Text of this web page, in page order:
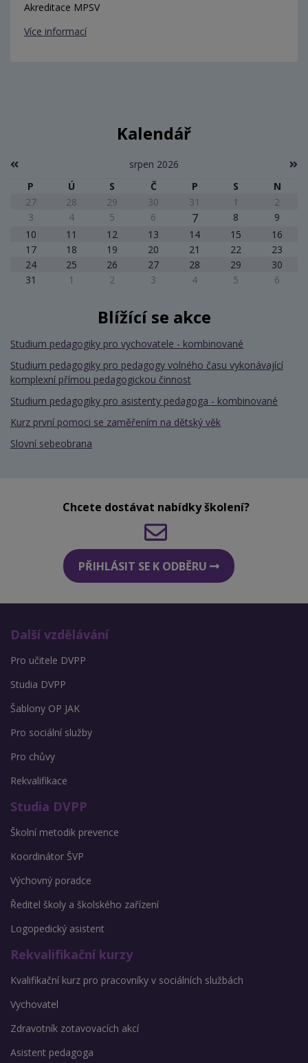
Akreditace MPSV
Více informací
Kalendář
srpen 2026
P
Ú S Č P S
N
27
28 29 30 31 1
2
3
4 5 6 7 8
9
10
11 12 13 14 15
16
17
18 19 20 21 22
23
24
25 26 27 28 29
30
31
1 2 3 4 5 6
Blížící se akce
Studium pedagogiky pro vychovatele - kombinované
Studium pedagogiky pro pedagogy volného času vykonávající
komplexní přímou pedagogickou činnost
Studium pedagogiky pro asistenty pedagoga - kombinované
Kurz první pomoci se zaměřením na dětský věk
Slovní sebeobrana
Chcete dostávat nabídky školení?
PŘIHLÁSIT SE K ODBĚRU
Další vzdělávání
Pro učitele DVPP
Studia DVPP
Šablony OP JAK
Pro sociální služby
Pro chůvy
Rekvalifikace
Studia DVPP
Školní metodik prevence
Koordinátor ŠVP
Výchovný poradce
Ředitel školy a školského zařízení
Logopedický asistent
Rekvalifikační kurzy
Kvalifikační kurz pro pracovníky v sociálních službách
Vychovatel
Zdravotník zotavovacích akcí
Asistent pedagoga